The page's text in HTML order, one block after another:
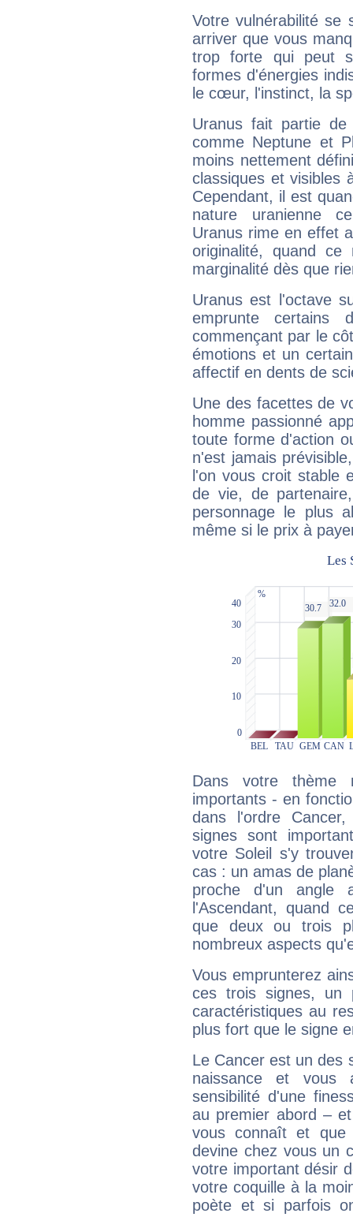
Votre vulnérabilité se
arriver que vous
trop forte qui peut
formes d'énergies
le cœur, l'instinct, la
Uranus fait partie
comme Neptune et
moins nettement
classiques et visibles
Cependant, il est
nature uranienne
Uranus rime en effet
originalité, quand ce
marginalité dès que
Uranus est l'octave
emprunte
commençant par le
émotions et un
affectif en dents de
Une des facettes de
homme passionné
toute forme d'action
n'est jamais
l'on vous croit stable
de vie, de
personnage le plus
même si le prix à
Dans votre thème
importants - en
dans l'ordre
signes sont
votre Soleil s'y
cas : un amas de
proche d'un
l'Ascendant, quand
que deux ou trois
nombreux aspects
Vous emprunterez
ces trois signes, un
caractéristiques au
plus fort que le signe
Le Cancer est un des
naissance et vous
sensibilité d'une
au premier abord –
vous connaît et
devine chez vous un
votre important désir
votre coquille à la
poète et si parfois